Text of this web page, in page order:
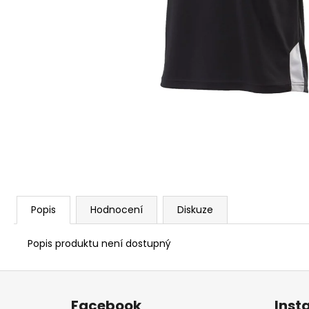
Popis Hodnocení Diskuze
Popis produktu není dostupný
Z